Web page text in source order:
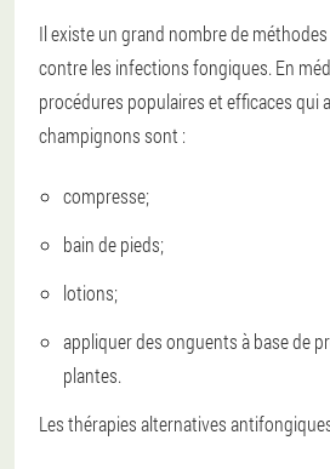
Il existe un grand nombre de
contre les infections fongiques. En
procédures populaires et efficaces qui
champignons sont :
compresse;
bain de pieds;
lotions;
appliquer des onguents à base de
plantes.
Les thérapies alternatives